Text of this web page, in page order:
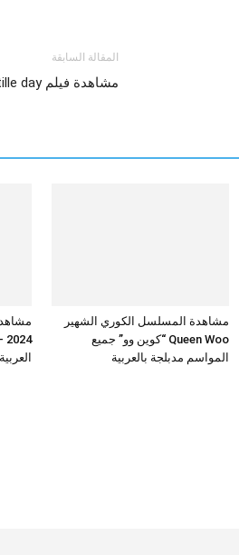
المقالة السابقة
مشاهدة فيلم bastille day اكوام
مشاهدة المسلسل الكوري الشهير
Queen Woo “كوين وو” جميع
المواسم مدبلجة بالعربية